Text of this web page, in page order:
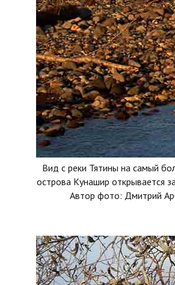
Вид с реки Тятины на самый
острова Кунашир открывается
Автор фото: Дмитрий